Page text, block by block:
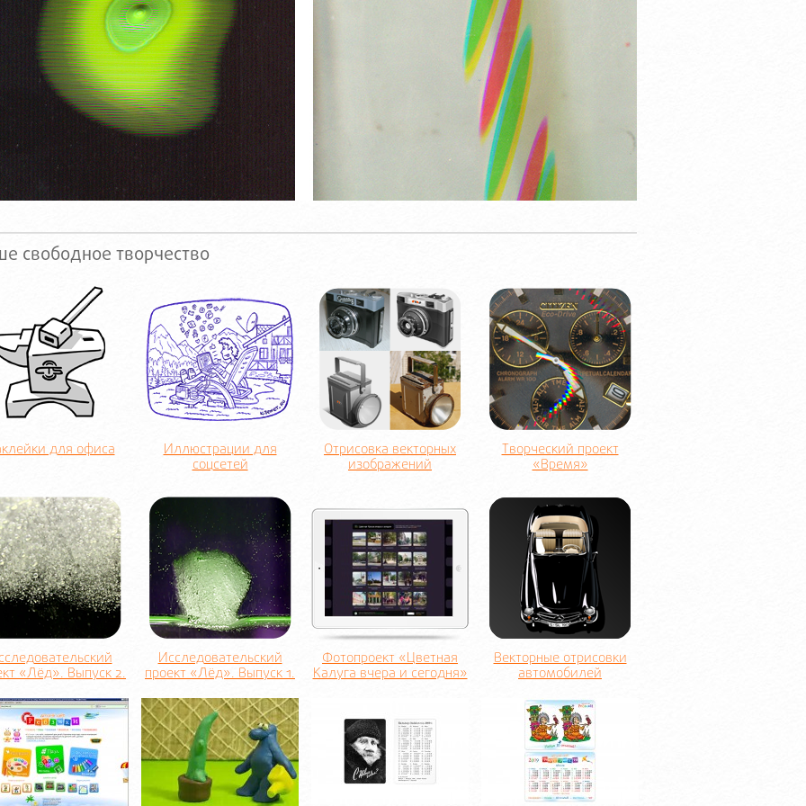
свободное творчество
для офиса Иллюстрации для
соцсетей
Отрисовка векторных
изображений
Творческий проект
«Время»
«Лёд». Выпуск 2.
Исследовательский
проект «Лёд». Выпуск 1.
Фотопроект «Цветная
Калуга вчера и сегодня»
Векторные отрисовки
автомобилей